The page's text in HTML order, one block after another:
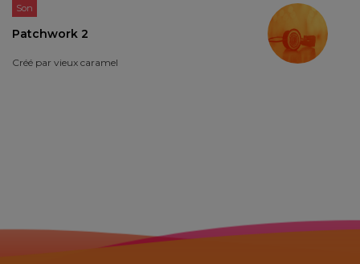
Son
Patchwork 2
Créé par vieux caramel